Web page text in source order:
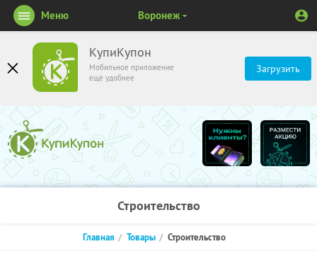
КупиКупон
Мобильное приложение
ещё удобнее
Загрузить
Меню Воронеж
Строительство
Главная Товары Строительство